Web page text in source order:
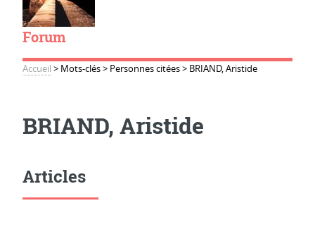
Forum
Accueil > Mots-clés> Personnes citées> BRIAND, Aristide
BRIAND, Aristide
Articles